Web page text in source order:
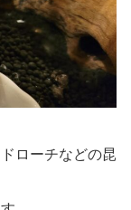
ローチなどの昆